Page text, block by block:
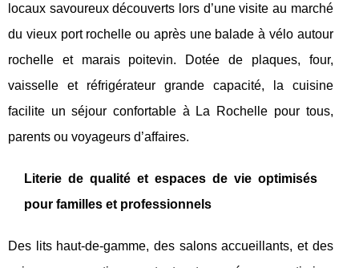
locaux savoureux découverts lors d’une visite au marché
du vieux port rochelle ou après une balade à vélo autour
rochelle et marais poitevin. Dotée de plaques, four,
vaisselle et réfrigérateur grande capacité, la cuisine
facilite un séjour confortable à La Rochelle pour tous,
parents ou voyageurs d’affaires.
Literie de qualité et espaces de vie optimisés
pour familles et professionnels
Des lits haut-de-gamme, des salons accueillants, et des